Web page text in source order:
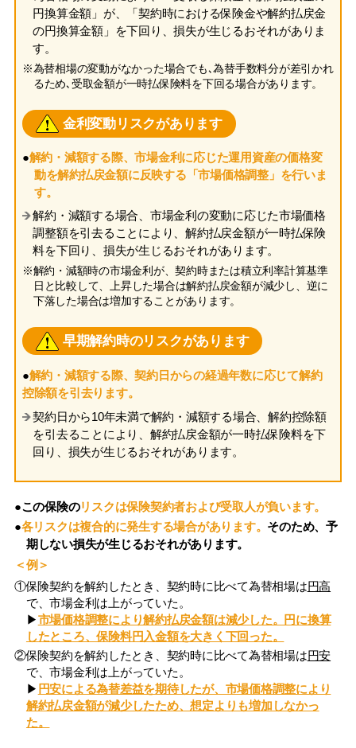
円換算金額」が、「契約時における保険金や解約払戻金
の円換算金額」を下回り、損失が生じるおそれがありま
す。
※為替相場の変動がなかった場合でも､為替手数料分が差引かれ
るため､受取金額が一時払保険料を下回る場合があります。
金利変動リスクがあります
●解約・減額する際、市場金利に応じた運用資産の価格変
動を解約払戻金額に反映する「市場価格調整」を行いま
す。
解約・減額する場合、市場金利の変動に応じた市場価格
調整額を引去ることにより、解約払戻金額が一時払保険
料を下回り、損失が生じるおそれがあります。
※解約・減額時の市場金利が、契約時または積立利率計算基準
日と比較して、上昇した場合は解約払戻金額が減少し、逆に
下落した場合は増加することがあります。
早期解約時のリスクがあります
●解約・減額する際、契約日からの経過年数に応じて解約
控除額を引去ります。
契約日から10年未満で解約・減額する場合、解約控除額
を引去ることにより、解約払戻金額が一時払保険料を下
回り、損失が生じるおそれがあります。
●この保険のリスクは保険契約者および受取人が負います。
●各リスクは複合的に発生する場合があります。 そのため、予
期しない損失が生じるおそれがあります。
＜例＞
①保険契約を解約したとき、契約時に比べて為替相場は円高
で、市場金利は上がっていた。
▶︎市場価格調整により解約払戻金額は減少した。円に換算
したところ、保険料円入金額を大きく下回った。
②保険契約を解約したとき、契約時に比べて為替相場は円安
で、市場金利は上がっていた。
▶︎ 円安による為替差益を期待したが、市場価格調整により
解約払戻金額が減少したため、想定よりも増加しなかっ
た。